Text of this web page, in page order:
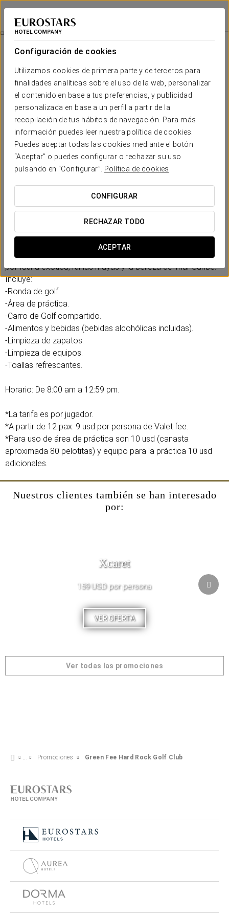
Configuración de cookies
Utilizamos cookies de primera parte y de terceros para
finalidades analíticas sobre el uso de la web, personalizar
el contenido en base a tus preferencias, y publicidad
personalizada en base a un perfil a partir de la
recopilación de tus hábitos de navegación. Para más
información puedes leer nuestra política de cookies.
Puedes aceptar todas las cookies mediante el botón
“Aceptar” o puedes configurar o rechazar su uso
pulsando en “Configurar”.
Política de cookies
CONFIGURAR
RECHAZAR TODO
ACEPTAR
Eurostars Hacienda Vista Real
PLAYA DEL CARMEN
Green Fee Hard Rock Golf Club
250 USD
Green Fee Hard Rock Golf Club
Siéntete como una estrella del rock y vive una experiencia
única en el Hard Rock Golf Club, un impresionante campo
diseñado Robert von Hagge ideal tanto para la iniciación en
este deporte como para retar a los más expertos. Con este
paquete, podrás disfrutar de un Green Fee (18 hoyos) en el
club, situado en la misma urbanización del hotel y rodeado
por fauna exótica, ruinas mayas y la belleza del mar Caribe.
Incluye:
-Ronda de golf.
-Área de práctica.
-Carro de Golf compartido.
-Alimentos y bebidas (bebidas alcohólicas incluidas).
-Limpieza de zapatos.
-Limpieza de equipos.
-Toallas refrescantes.
Horario: De 8:00 am a 12:59 pm.
*La tarifa es por jugador.
*A partir de 12 pax: 9 usd por persona de Valet fee.
*Para uso de área de práctica son 10 usd (canasta
aproximada 80 pelotitas) y equipo para la práctica 10 usd
adicionales.
Nuestros clientes también se han interesado
por:
Xcaret
159 USD por persona
VER OFERTA
Ver todas las promociones
Promociones Green Fee Hard Rock Golf Club